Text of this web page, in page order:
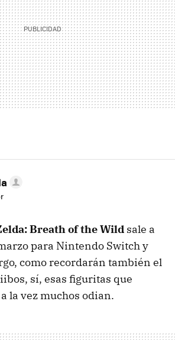
Breath of the Wild sale a
para Nintendo Switch y
como recordarán también el
sí, esas figuritas que
la vez muchos odian.